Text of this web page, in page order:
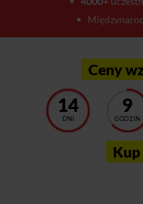
Ceny
14
DNI
9
GODZIN